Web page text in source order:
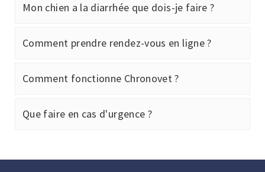
Mon chien a la diarrhée que dois-je faire ?
Comment prendre rendez-vous en ligne ?
Comment fonctionne Chronovet ?
Que faire en cas d'urgence ?